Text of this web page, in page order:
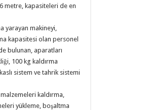
metre, kapasiteleri de en
yarayan makineyi,
kapasitesi olan personel
bulunan, aparatları
100 kg kaldırma
sistem ve tahrik sistemi
kaldırma,
yükleme, boşaltma